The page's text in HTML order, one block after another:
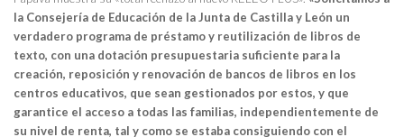
la Consejería de Educación de la Junta de Castilla y León un
verdadero programa de préstamo y reutilización de libros de
texto, con una dotación presupuestaria suficiente para la
creación, reposición y renovación de bancos de libros en los
centros educativos, que sean gestionados por estos, y que
garantice el acceso a todas las familias, independientemente de
su nivel de renta, tal y como se estaba consiguiendo con el